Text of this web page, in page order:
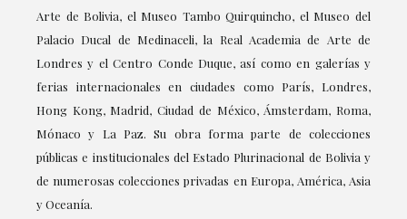
Arte de Bolivia, el Museo Tambo Quirquincho, el Museo del
Palacio Ducal de Medinaceli, la Real Academia de Arte de
Londres y el Centro Conde Duque, así como en galerías y
ferias internacionales en ciudades como París, Londres,
Hong Kong, Madrid, Ciudad de México, Ámsterdam, Roma,
Mónaco y La Paz. Su obra forma parte de colecciones
públicas e institucionales del Estado Plurinacional de Bolivia y
de numerosas colecciones privadas en Europa, América, Asia
y Oceanía.